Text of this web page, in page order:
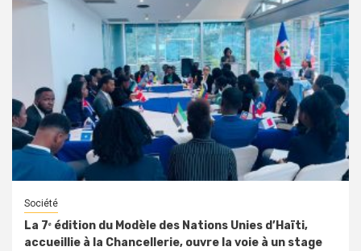
Société
La 7ᵉ édition du Modèle des Nations Unies d’Haïti,
accueillie à la Chancellerie, ouvre la voie à un stage